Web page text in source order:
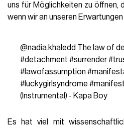
uns für Möglichkeiten zu öffnen,
wenn wir an unseren
@nadia.khaledd The law of
#detachment #surrender
#lawofassumption
#luckygirlsyndrome
(Instrumental) - Kapa Boy
Es hat viel mit